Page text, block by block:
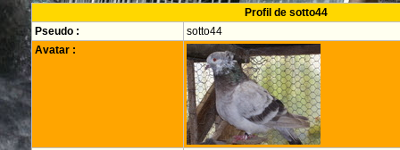
Profil de sotto44
Pseudo :
sotto44
Avatar :